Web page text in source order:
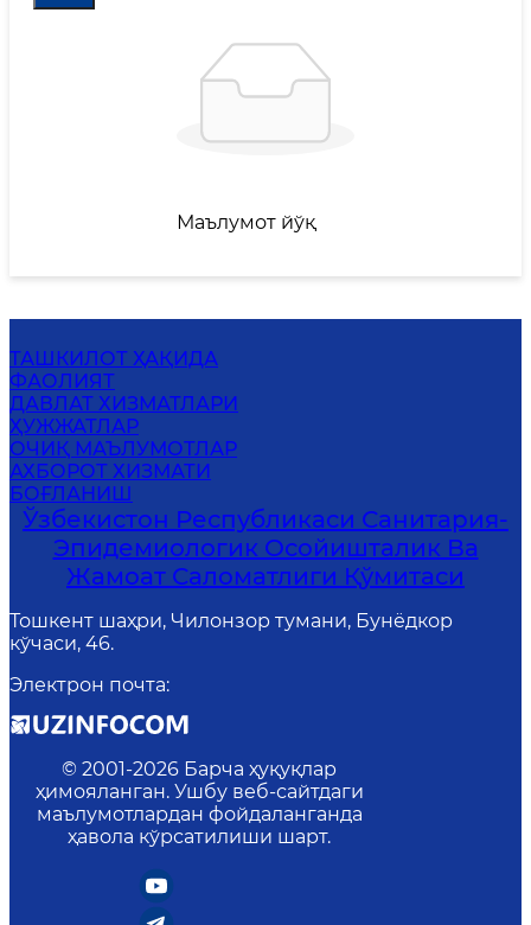
Маълумот йўқ
ТАШКИЛОТ ҲАҚИДА
ФАОЛИЯТ
ДАВЛАТ ХИЗМАТЛАРИ
ҲУЖЖАТЛАР
ОЧИҚ МАЪЛУМОТЛАР
АХБОРОТ ХИЗМАТИ
БОҒЛАНИШ
Ўзбекистон Республикаси Санитария-
Эпидемиологик Осойишталик Ва
Жамоат Саломатлиги Қўмитаси
Тошкент шаҳри, Чилонзор тумани, Бунёдкор
кўчаси, 46.
Электрон почта:
© 2001-2026 Барча ҳуқуқлар
ҳимояланган. Ушбу веб-сайтдаги
маълумотлардан фойдаланганда
ҳавола кўрсатилиши шарт.